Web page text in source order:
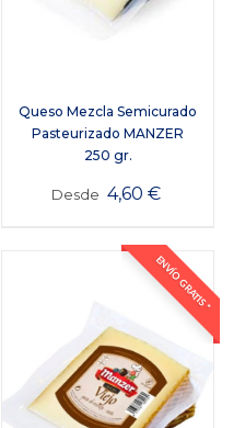
Queso Mezcla Semicurado
Pasteurizado MANZER
250 gr.
Desde 4,60 €
ENVÍO GRATIS *